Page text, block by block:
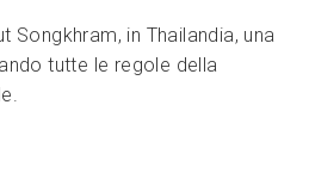
Songkhram, in Thailandia, una
tutte le regole della